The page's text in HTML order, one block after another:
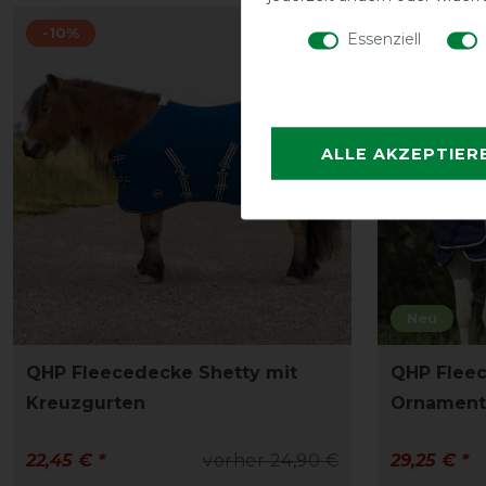
-10%
QHP Fleecedecke Shetty mit
Kreuzgurten
vorher 24,90 €
22,45 € *
Neu
-10%
QHP
Ornament
29,25 € *
Essenziell
ALLE